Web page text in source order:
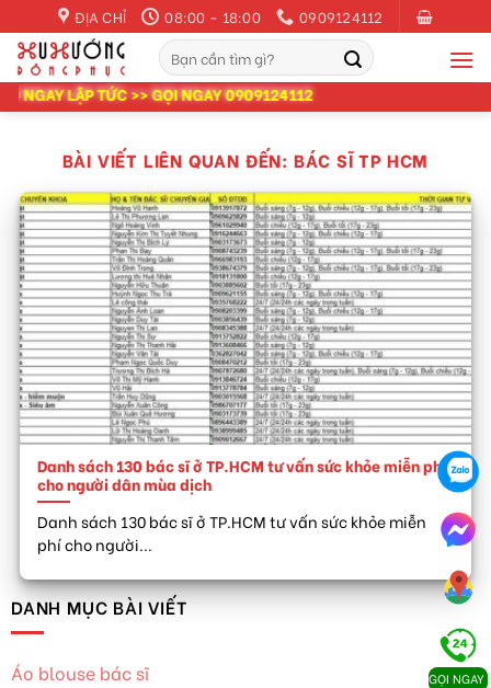
to
content
ĐỊA CHỈ 08:00 - 18:00
0909124112
Tìm
kiếm:
LẬP TỨC >> GỌI NGAY 0909124112
BÀI VIẾT LIÊN QUAN ĐẾN: BÁC SĨ TP HCM
Danh sách 130 bác sĩ ở TP.HCM tư vấn sức khỏe miễn phí
cho người dân mùa dịch
Danh sách 130 bác sĩ ở TP.HCM tư vấn sức khỏe miễn
phí cho người...
DANH MỤC BÀI VIẾT
Áo blouse bác sĩ
GỌI NGAY